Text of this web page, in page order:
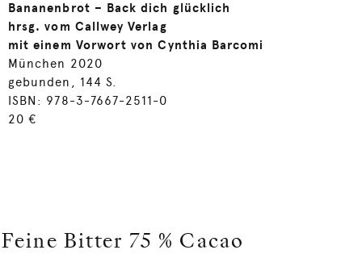
Bananenbrot – Back dich glücklich
hrsg. vom Callwey Verlag
mit einem Vorwort von Cynthia Barcomi
München 2020
gebunden, 144 S.
ISBN: 978-3-7667-2511-0
20 €
Feine Bitter 75 % Cacao